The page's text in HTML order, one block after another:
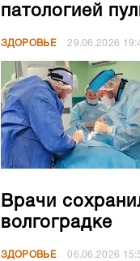
патологией
ЗДОРОВЬЕ 29.06.2026
Врачи
волгоградке
ЗДОРОВЬЕ 06.06.2026